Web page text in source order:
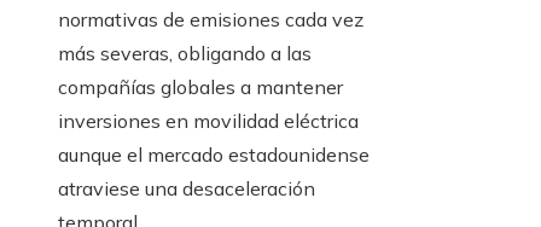
normativas de emisiones cada vez
más severas, obligando a las
compañías globales a mantener
inversiones en movilidad eléctrica
aunque el mercado estadounidense
atraviese una desaceleración